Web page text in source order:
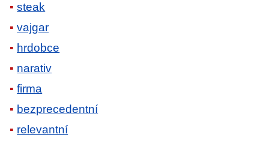
steak
vajgar
hrdobce
narativ
firma
bezprecedentní
relevantní